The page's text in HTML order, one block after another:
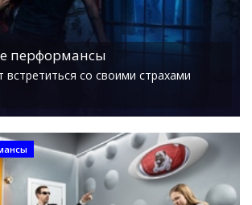
перформансы
встретиться со своими страхами